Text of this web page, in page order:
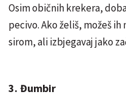
Osim običnih krekera,
pecivo. Ako želiš, možeš
sirom, ali izbjegavaj jako
3. Đumbir